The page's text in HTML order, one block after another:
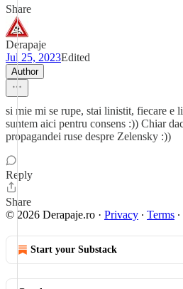
Share
Derapaje
Jul 25, 2023Edited
Author
si mie mi se rupe, stai linistit, fiecare e
suntem aici pentru consens :)) Chiar
propagandei ruse despre Zelensky :))
Reply
Share
© 2026 Derapaje.ro · Privacy ∙ Terms ∙
Start your Substack